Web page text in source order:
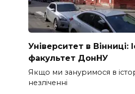
Університет в Вінниці:
факультет ДонНУ
Якщо ми зануримося в
незліченні